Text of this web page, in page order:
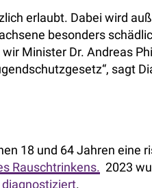
erlaubt. Dabei wird
besonders
Minister Dr. Andreas
sagt
18 und 64 Jahren eine
Rauschtrinkens. 2023
.